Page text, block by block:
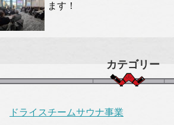
ます！
カテゴリー
ドライスチームサウナ事業